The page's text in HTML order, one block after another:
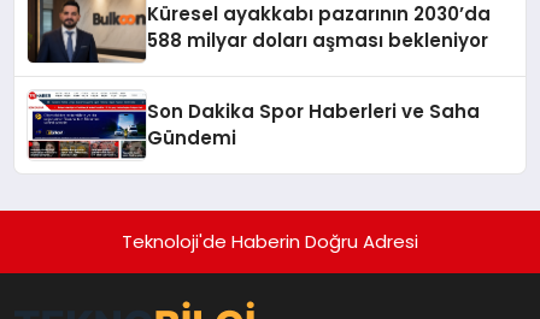
Küresel ayakkabı pazarının 2030’da
588 milyar doları aşması bekleniyor
Son Dakika Spor Haberleri ve Saha
Gündemi
Teknoloji'de Haberin Doğru Adresi